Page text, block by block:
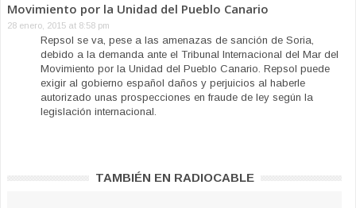
Movimiento por la Unidad del Pueblo Canario
28 enero, 2015 at 8:58 pm
Repsol se va, pese a las amenazas de sanción de Soria,
debido a la demanda ante el Tribunal Internacional del Mar del
Movimiento por la Unidad del Pueblo Canario. Repsol puede
exigir al gobierno español daños y perjuicios al haberle
autorizado unas prospecciones en fraude de ley según la
legislación internacional.
TAMBIÉN EN RADIOCABLE